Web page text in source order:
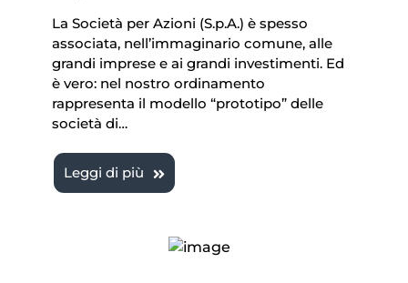
La Società per Azioni (S.p.A.) è spesso
associata, nell’immaginario comune, alle
grandi imprese e ai grandi investimenti. Ed
è vero: nel nostro ordinamento
rappresenta il modello “prototipo” delle
società di…
Leggi di più